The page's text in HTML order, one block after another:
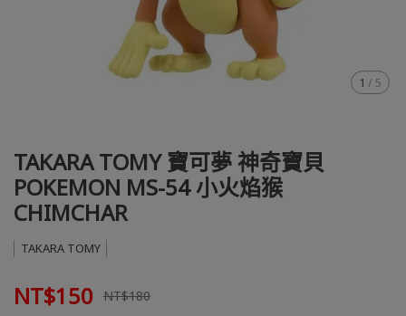
1 / 5
TAKARA TOMY 寶可夢 神奇寶貝
POKEMON MS-54 小火焰猴
CHIMCHAR
TAKARA TOMY
NT$150 NT$180